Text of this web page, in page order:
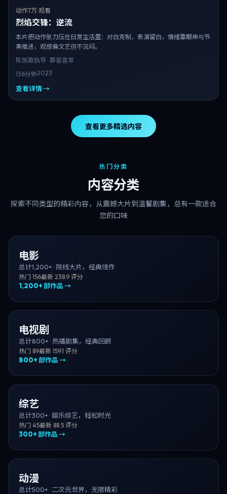
动作7万 观看
烈焰交锋：逆流
本片把动作张力压在日常生活里：对白克制、表演留白，情绪靠眼神与节
奏推进，观感偏文艺但不沉闷。
陈凯歌执导 · 群星荟萃
136分钟2023
查看详情 →
查看更多精选内容
热门分类
内容分类
探索不同类型的精彩内容，从震撼大片到温馨剧集，总有一款适合
您的口味
电影
总计1,200+· 院线大片，经典佳作
热门 156最新 238.9 评分
1,200+ 部作品 →
电视剧
总计800+· 热播剧集，经典回顾
热门 89最新 159.1 评分
800+ 部作品 →
综艺
总计300+·娱乐综艺，轻松时光
热门 45最新 88.5 评分
300+ 部作品 →
动漫
总计500+· 二次元世界，无限精彩